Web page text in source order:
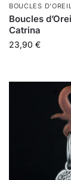
BOUCLES
Boucles
Catrina
23,90 €